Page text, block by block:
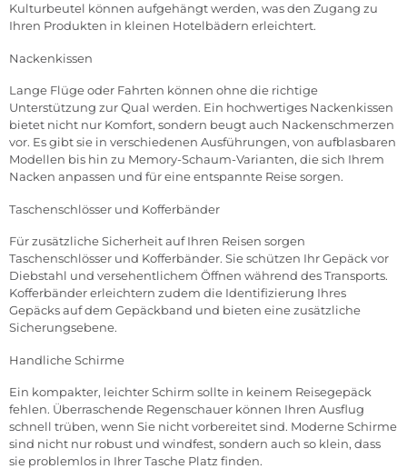
Kulturbeutel können aufgehängt werden, was den Zugang zu
Ihren Produkten in kleinen Hotelbädern erleichtert.
Nackenkissen
Lange Flüge oder Fahrten können ohne die richtige
Unterstützung zur Qual werden. Ein hochwertiges Nackenkissen
bietet nicht nur Komfort, sondern beugt auch Nackenschmerzen
vor. Es gibt sie in verschiedenen Ausführungen, von aufblasbaren
Modellen bis hin zu Memory-Schaum-Varianten, die sich Ihrem
Nacken anpassen und für eine entspannte Reise sorgen.
Taschenschlösser und Kofferbänder
Für zusätzliche Sicherheit auf Ihren Reisen sorgen
Taschenschlösser und Kofferbänder. Sie schützen Ihr Gepäck vor
Diebstahl und versehentlichem Öffnen während des Transports.
Kofferbänder erleichtern zudem die Identifizierung Ihres
Gepäcks auf dem Gepäckband und bieten eine zusätzliche
Sicherungsebene.
Handliche Schirme
Ein kompakter, leichter Schirm sollte in keinem Reisegepäck
fehlen. Überraschende Regenschauer können Ihren Ausflug
schnell trüben, wenn Sie nicht vorbereitet sind. Moderne Schirme
sind nicht nur robust und windfest, sondern auch so klein, dass
sie problemlos in Ihrer Tasche Platz finden.